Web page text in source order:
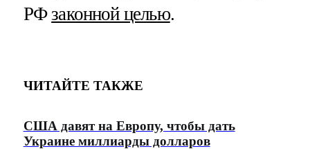
РФзаконной целью.
ЧИТАЙТЕ ТАКЖЕ
США давят на Европу, чтобы дать
Украине миллиарды долларов